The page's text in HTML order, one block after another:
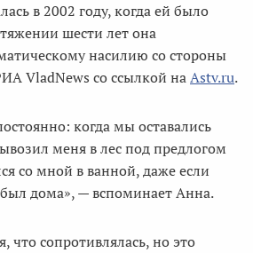
в 2002 году, когда ей было
шести лет она
насилию со стороны
VladNews со ссылкой наAstv.ru.
когда мы оставались
меня в лес под предлогом
со мной в ванной, даже если
дома», — вспоминает Анна.
что сопротивлялась, но это